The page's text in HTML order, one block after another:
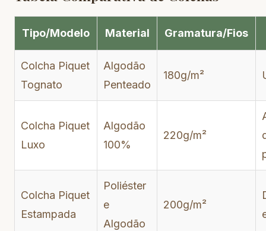
Tipo/Modelo Material Gramatura/Fios
Colcha Piquet
Tognato
Algodão
Penteado
180g/m²
Colcha Piquet
Luxo
Algodão
100%
220g/m²
Colcha Piquet
Estampada
Poliéster
e
Algodão
200g/m²